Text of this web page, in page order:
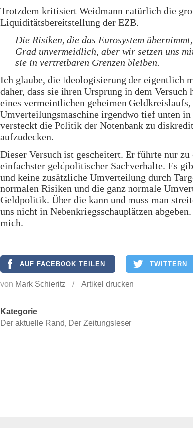
Trotzdem kritisiert Weidmann natürlich die
Liquiditätsbereitstellung der EZB.
Die Risiken, die das Eurosystem
Grad unvermeidlich, aber wir setzen uns
sie in vertretbaren Grenzen bleiben.
Ich glaube, die Ideologisierung der eigentlich
daher, dass sie ihren Ursprung in dem Versuch
eines vermeintlichen geheimen
Umverteilungsmaschine irgendwo tief unten
versteckt die Politik der Notenbank zu
aufzudecken.
Dieser Versuch ist gescheitert. Er führte nur
einfachster geldpolitischer Sachverhalte. Es
und keine zusätzliche Umverteilung durch
normalen Risiken und die ganz normale
Geldpolitik. Über die kann und muss man
uns nicht in Nebenkriegsschauplätzen
mich.
AUF FACEBOOK TEILEN TWITTERN
von Mark Schieritz / Artikel drucken
Kategorie
Der aktuelle Rand, Der Zeitungsleser